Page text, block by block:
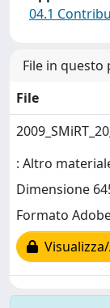
04.1
File in
File
: Altro
Dimensione
Formato